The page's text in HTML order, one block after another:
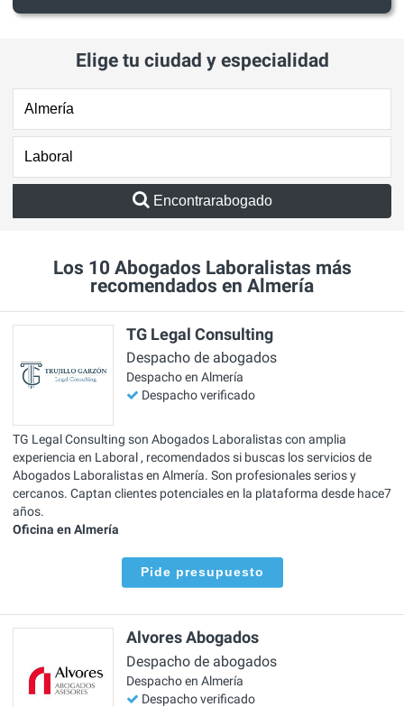
Elige tu ciudad y especialidad
Encontrarabogado
Los 10 Abogados Laboralistas más
recomendados en Almería
TG Legal Consulting
Despacho de abogados
Despacho en Almería
Despacho verificado
TG Legal Consulting son Abogados Laboralistas con amplia
experiencia en Laboral , recomendados si buscas los servicios de
Abogados Laboralistas en Almería. Son profesionales serios y
cercanos. Captan clientes potenciales en la plataforma desde hace7
años.
Oficina en Almería
Pide presupuesto
Alvores Abogados
Despacho de abogados
Despacho en Almería
Despacho verificado